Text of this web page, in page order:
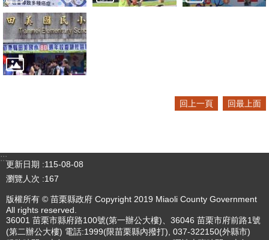
回上一頁 回最上面
:::
更新日期
115-08-08
瀏覽人次
167
版權所有 © 苗栗縣政府 Copyright 2019 Miaoli County Government
All rights reserved.
36001 苗栗市縣府路100號(第一辦公大樓)、36046 苗栗市府前路1號
(第二辦公大樓) 電話:1999(限苗栗縣內撥打), 037-322150(外縣市)